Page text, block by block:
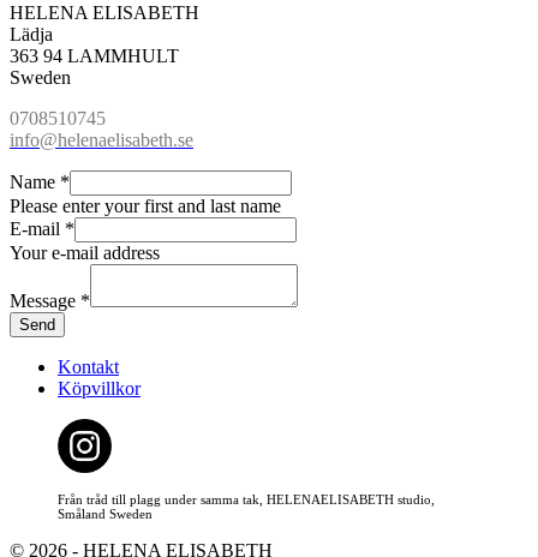
HELENA ELISABETH
Lädja
363 94 LAMMHULT
Sweden
0708510745
info@helenaelisabeth.se
E
-
m
a
M
e
Name *
Please enter your first and last name
E-mail *
Your e-mail address
Message *
Send
Kontakt
Köpvillkor
Från tråd till plagg under samma tak, HELENAELISABETH studio,
Småland Sweden
© 2026 - HELENA ELISABETH